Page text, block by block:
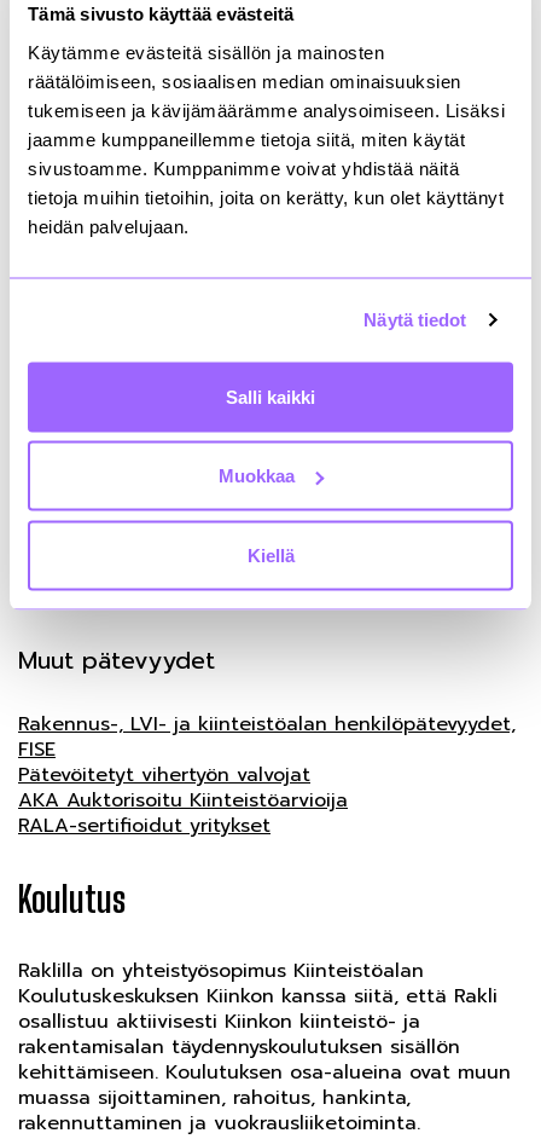
Tämä sivusto käyttää evästeitä
Käytämme evästeitä sisällön ja mainosten
räätälöimiseen, sosiaalisen median ominaisuuksien
tukemiseen ja kävijämäärämme analysoimiseen. Lisäksi
jaamme kumppaneillemme tietoja siitä, miten käytät
sivustoamme. Kumppanimme voivat yhdistää näitä
tietoja muihin tietoihin, joita on kerätty, kun olet käyttänyt
heidän palvelujaan.
Näytä tiedot
Salli kaikki
Muokkaa
Kiellä
Tulevat tentit
Syksyn Rakennuttajan pätevyystentti järjestetään
perjantaina 20.11.2026 klo 13-16 Espoossa. Tarkempi
tila osoitteineen ilmoitetaan myöhemmin.
Ilmoittaudu viimeistään 5.11.2026 klo 16.00
Lisätietoja tentistä:
RAP-tenttikirjallisuusluettelo 2026
RAPS-tenttikirjallisuusluettelo 2026
Vuosi 2025 RAP-Talo: mallitentti
Vuosi 2025: RAPS-Talo:mallitentti&vastaukset
Vuosi 2024: RAP-Infra:mallitentti
Vuosi 2024: RAPS-Infra:mallitentti&vastaukset
Vuosi 2024: RAP-Talo:mallitentti&vastaukset
Vuosi 2024: RAPS-Talo:mallitentti
Kysymyksiä ja vastauksia tentistä
Muut pätevyydet
Rakennus-, LVI- ja kiinteistöalan henkilöpätevyydet,
FISE
Pätevöitetyt vihertyön valvojat
AKA Auktorisoitu Kiinteistöarvioija
RALA-sertifioidut yritykset
Koulutus
Raklilla on yhteistyösopimus Kiinteistöalan
Koulutuskeskuksen Kiinkon kanssa siitä, että Rakli
osallistuu aktiivisesti Kiinkon kiinteistö- ja
rakentamisalan täydennyskoulutuksen sisällön
kehittämiseen. Koulutuksen osa-alueina ovat muun
muassa sijoittaminen, rahoitus, hankinta,
rakennuttaminen ja vuokrausliiketoiminta.